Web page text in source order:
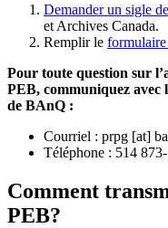
Demander un sigle
et Archives Canada.
Remplir le formulaire
Pour toute question sur
PEB, communiquez avec
de BAnQ :
Courriel : prpg [at]
Téléphone : 514
Comment
PEB?